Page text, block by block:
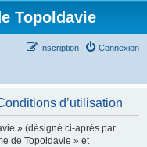
Topoldavie
Connexion
Inscription
d’utilisation
» (désigné ci-après par
de Topoldavie » et